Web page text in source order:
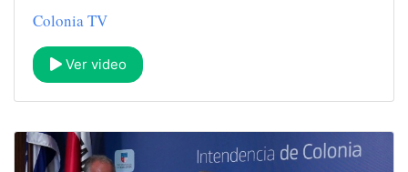
Colonia TV
Ver video